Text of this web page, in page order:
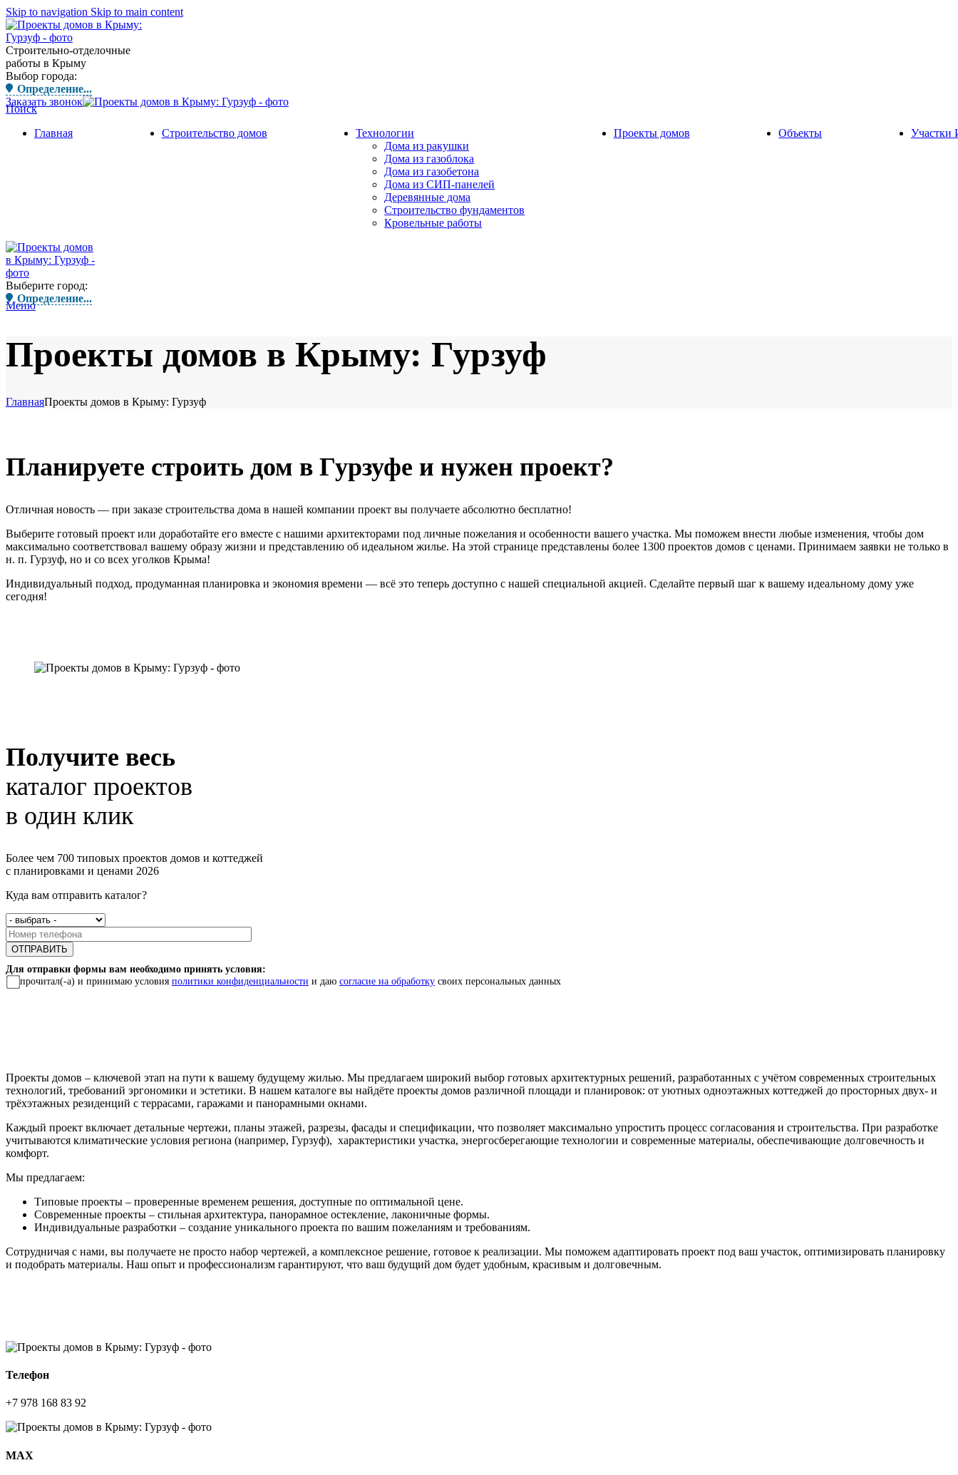
Skip to navigation Skip to main content
Строительно-отделочные
работы в Крыму
Выбор города:
Определение...
Заказать звонок
Поиск
Главная
Строительство домов
Технологии
Дома из ракушки
Дома из газоблока
Дома из газобетона
Дома из СИП-панелей
Деревянные дома
Строительство фундаментов
Кровельные работы
Проекты домов Объекты
Выберите город:
Определение...
Меню
Проекты домов в Крыму: Гурзуф
ГлавнаяПроекты домов в Крыму: Гурзуф
Планируете строить дом в Гурзуфе и нужен проект?
Отличная новость — при заказе строительства дома в нашей компании проект вы получаете абсолютно бесплатно!
Выберите готовый проект или доработайте его вместе с нашими архитекторами под личные пожелания и особенности вашего участка. Мы поможем внести любые изменения, чтобы дом
максимально соответствовал вашему образу жизни и представлению об идеальном жилье. На этой странице представлены более 1300 проектов домов с ценами. Принимаем заявки не только в
н. п. Гурзуф, но и со всех уголков Крыма!
Индивидуальный подход, продуманная планировка и экономия времени — всё это теперь доступно с нашей специальной акцией. Сделайте первый шаг к вашему идеальному дому уже
сегодня!
Получите весь
каталог проектов
в один клик
Более чем 700 типовых проектов домов и коттеджей
с планировками и ценами 2026
Куда вам отправить каталог?
Для отправки формы вам необходимо принять условия:
прочитал(-а) и принимаю условия политики конфиденциальности и даю согласие на обработку своих персональных данных
Проекты домов – ключевой этап на пути к вашему будущему жилью. Мы предлагаем широкий выбор готовых архитектурных решений, разработанных с учётом современных строительных
технологий, требований эргономики и эстетики. В нашем каталоге вы найдёте проекты домов различной площади и планировок: от уютных одноэтажных коттеджей до просторных двух- и
трёхэтажных резиденций с террасами, гаражами и панорамными окнами.
Каждый проект включает детальные чертежи, планы этажей, разрезы, фасады и спецификации, что позволяет максимально упростить процесс согласования и строительства. При разработке
учитываются климатические условия региона (например, Гурзуф), характеристики участка, энергосберегающие технологии и современные материалы, обеспечивающие долговечность и
комфорт.
Мы предлагаем:
Типовые проекты – проверенные временем решения, доступные по оптимальной цене.
Современные проекты – стильная архитектура, панорамное остекление, лаконичные формы.
Индивидуальные разработки – создание уникального проекта по вашим пожеланиям и требованиям.
Сотрудничая с нами, вы получаете не просто набор чертежей, а комплексное решение, готовое к реализации. Мы поможем адаптировать проект под ваш участок, оптимизировать планировку
и подобрать материалы. Наш опыт и профессионализм гарантируют, что ваш будущий дом будет удобным, красивым и долговечным.
Телефон
+7 978 168 83 92
МАХ